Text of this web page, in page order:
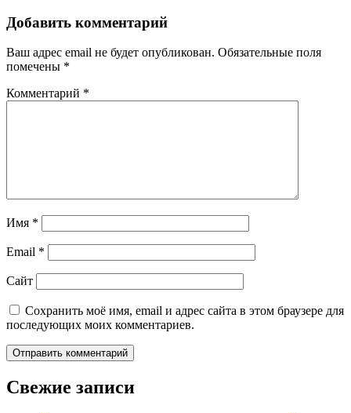
Добавить комментарий
Ваш адрес email не будет опубликован. Обязательные поля
помечены *
Комментарий *
Имя *
Email *
Сайт
Сохранить моё имя, email и адрес сайта в этом браузере для
последующих моих комментариев.
Свежие записи